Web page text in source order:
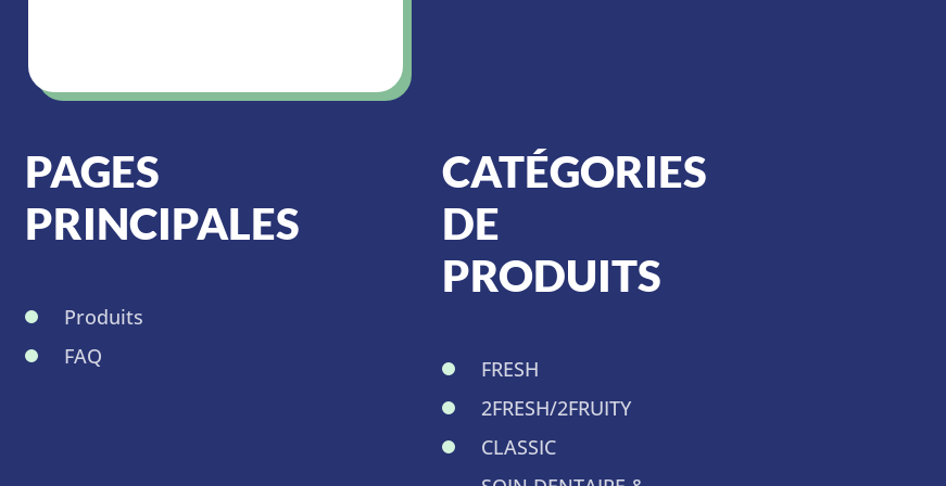
PAGES
PRINCIPALES
Produits
FAQ
CATÉGORIES
DE
PRODUITS
FRESH
2FRESH/2FRUITY
CLASSIC